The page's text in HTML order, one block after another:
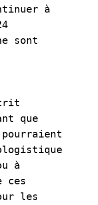
à
sont
que
à
ces
les